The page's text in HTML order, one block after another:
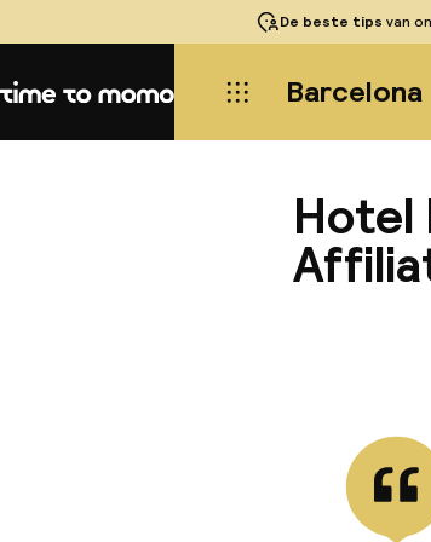
De beste tips van
Home Barcelona
Hotel